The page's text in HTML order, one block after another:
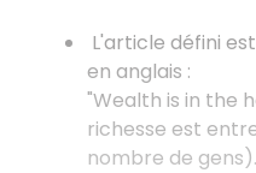
L'article défini
en anglais :
"Wealth is in the
richesse est
nombre de gens).